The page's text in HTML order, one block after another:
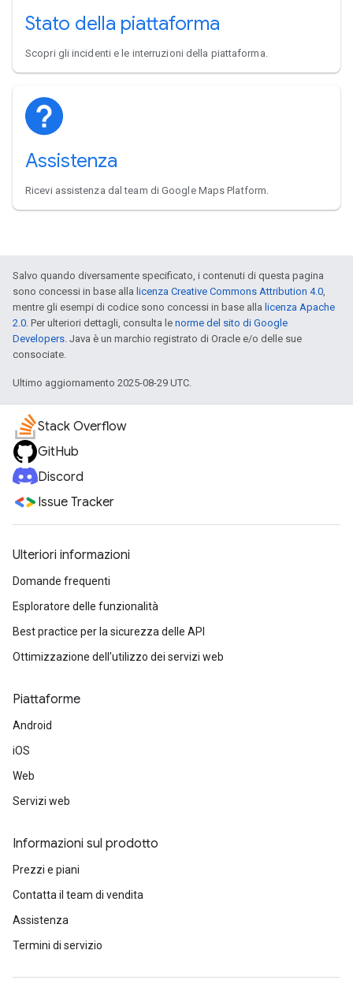
Stato della piattaforma
Scopri gli incidenti e le interruzioni della piattaforma.
Assistenza
Ricevi assistenza dal team di Google Maps Platform.
Salvo quando diversamente specificato, i contenuti di questa pagina
sono concessi in base alla licenza Creative Commons Attribution 4.0
mentre gli esempi di codice sono concessi in base alla licenza Apache
2.0 . Per ulteriori dettagli, consulta le norme del sito di Google
Developers . Java è un marchio registrato di Oracle e/o delle sue
consociate.
Ultimo aggiornamento 2025-08-29 UTC.
Stack Overflow
GitHub
Discord
Issue Tracker
Ulteriori informazioni
Domande frequenti
Esploratore delle funzionalità
Best practice per la sicurezza delle API
Ottimizzazione dell'utilizzo dei servizi web
Piattaforme
Android
iOS
Web
Servizi web
Informazioni sul prodotto
Prezzi e piani
Contatta il team di vendita
Assistenza
Termini di servizio